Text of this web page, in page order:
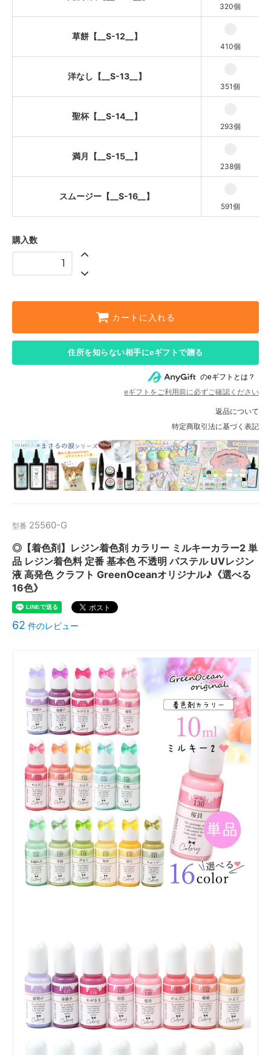
320個
草餅【__S-12__】
410個
洋なし【__S-13__】
351個
聖杯【__S-14__】
293個
満月【__S-15__】
238個
スムージー【__S-16__】
591個
購入数
カートに入れる
住所を知らない相手にeギフトで贈る
のeギフトとは？
eギフトをご利用前に必ずご確認ください
返品について
特定商取引法に基づく表記
型番 25560-G
◎【着色剤】レジン着色剤 カラリー ミルキーカラー2 単
品 レジン着色料 定番 基本色 不透明 パステル UVレジン
液 高発色 クラフト GreenOceanオリジナル♪《選べる
16色》
62 件のレビュー